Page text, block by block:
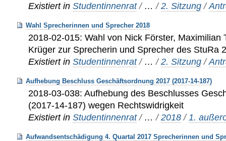
Existiert in Studentinnenrat / …/2. Sitzung /
Wahl Sprecherinnen und Sprecher 2018
2018-02-015: Wahl von Nick Förster, Maximilian
Krüger zur Sprecherin und Sprecher des StuRa
Existiert in Studentinnenrat / …/2. Sitzung /
Aufhebung Beschluss Geschäftsordnung 2017 (2017-14-187)
2018-03-038: Aufhebung des Beschlusses
(2017-14-187) wegen Rechtswidrigkeit
Existiert in Studentinnenrat / …/2018 / 1.
Aufwandsentschädigung 4. Quartal 2017 Sprecherinnen und